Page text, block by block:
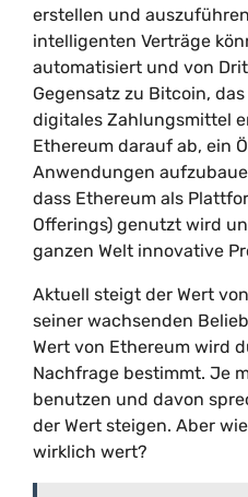
erstellen und
intelligenten Verträge
automatisiert und von
Gegensatz zu Bitcoin,
digitales Zahlungsmittel
Ethereum darauf ab, ein
Anwendungen
dass Ethereum als
Offerings) genutzt wird
ganzen Welt innovative
Aktuell steigt der Wert
seiner wachsenden
Wert von Ethereum wird
Nachfrage bestimmt. Je
benutzen und davon
der Wert steigen. Aber
wirklich wert?